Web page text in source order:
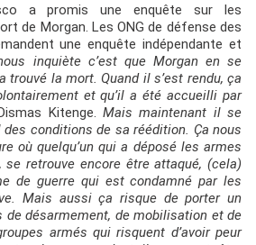
a promis une enquête sur les
de Morgan. Les ONG de défense des
une enquête indépendante et
inquiète c’est que Morgan en se
trouvé la mort. Quand il s’est rendu, ça
et qu’il a été accueilli par
Kitenge. Mais maintenant il se
conditions de sa réédition. Ça nous
où quelqu’un qui a déposé les armes
retrouve encore être attaqué, (cela)
de guerre qui est condamné par les
Mais aussi ça risque de porter un
de désarmement, de mobilisation et de
armés qui risquent d’avoir peur